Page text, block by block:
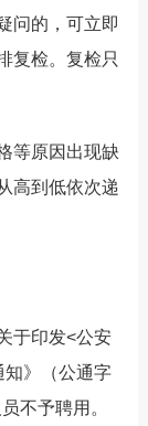
问的，可立即
复检。复检只
等原因出现缺
高到低依次递
于印发<公安
知》（公通字
不予聘用。